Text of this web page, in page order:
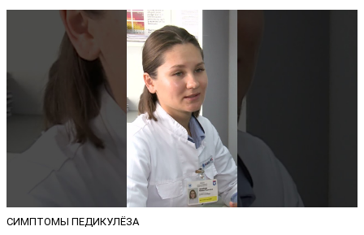
СИМПТОМЫ ПЕДИКУЛЁЗА